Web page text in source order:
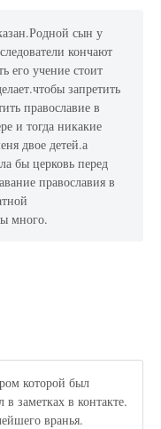
сын у
кончают
его учение стоит
запретить
православие в
и тогда никакие
двое детей.а
бы церковь перед
православия в
много.
которой был
заметках в контакте.
вранья.